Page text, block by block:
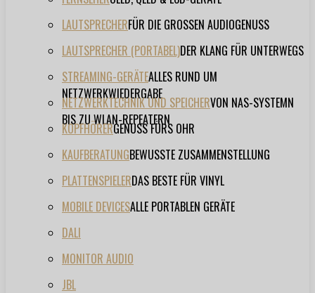
LAUTSPRECHERFÜR DIE GROSSEN AUDIOGENUSS
LAUTSPRECHER (PORTABEL)DER KLANG FÜR UNTERWEGS
STREAMING-GERÄTEALLES RUND UM
NETZWERKWIEDERGABE
NETZWERKTECHNIK UND SPEICHERVON NAS-SYSTEMN
BIS ZU WLAN-REPEATERN
KOPFHÖRERGENUSS FÜRS OHR
KAUFBERATUNGBEWUSSTE ZUSAMMENSTELLUNG
PLATTENSPIELERDAS BESTE FÜR VINYL
MOBILE DEVICESALLE PORTABLEN GERÄTE
DALI
MONITOR AUDIO
JBL